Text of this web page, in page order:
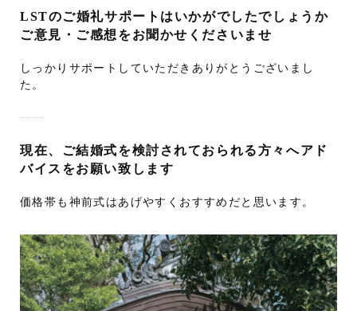
LSTのご婚礼サポートはいかがでしたでしょうか
ご意見・ご感想をお聞かせくださいませ
しっかりサポートしていただきありがとうございまし
た。
現在、ご結婚式を検討されておられる方々へアド
バイスをお願い致します
価格帯も神前式はあげやすくおすすめだと思います。